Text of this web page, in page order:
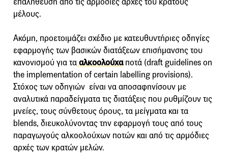
μέλους.
Ακόμη, προετοιμάζει σχέδιο με κατευθυντήριες οδηγίες
εφαρμογής των βασικών διατάξεων επισήμανσης του
κανονισμού για τααλκοολούχαποτά (draft guidelines on
the implementation of certain labelling provisions).
Στόχος των οδηγιών είναι να αποσαφηνίσουν με
αναλυτικά παραδείγματα τις διατάξεις που ρυθμίζουν τις
μνείες, τους σύνθετους όρους, τα μείγματα και τα
blends, διευκολύνοντας την εφαρμογή τους από τους
παραγωγούς αλκοολούχων ποτών και από τις αρμόδιες
αρχές των κρατών μελών.